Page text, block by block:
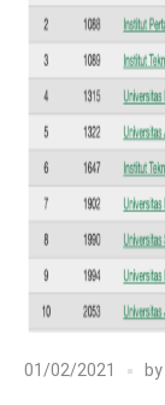
01/02/2021 by